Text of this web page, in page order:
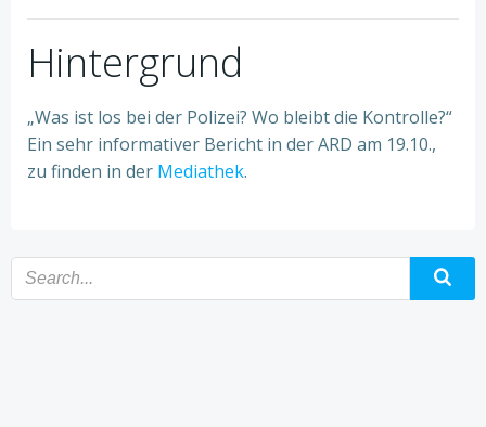
Hintergrund
„Was ist los bei der Polizei? Wo bleibt die Kontrolle?“
Ein sehr informativer Bericht in der ARD am 19.10.,
zu finden in der Mediathek.